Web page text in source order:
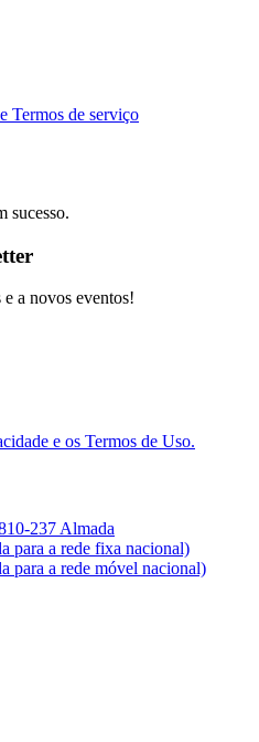
Termos de serviço
sucesso.
e a novos eventos!
e os Termos de Uso.
237 Almada
para a rede fixa nacional)
para a rede móvel nacional)